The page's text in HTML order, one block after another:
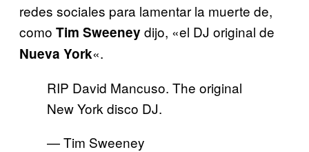
redes sociales para lamentar la muerte de,
como Tim Sweeney dijo, «el DJ original de
Nueva York«.
RIP David Mancuso. The original
New York disco DJ.
— Tim Sweeney